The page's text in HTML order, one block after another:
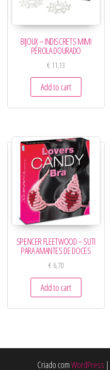
BIJOUX – INDISCRETS MIMI
PÉROLA DOURADO
€11,13
Add to cart
SPENCER FLEETWOOD – SUTI
PARA AMANTES DE DOCES
€6,70
Add to cart
Criado comWordPress |